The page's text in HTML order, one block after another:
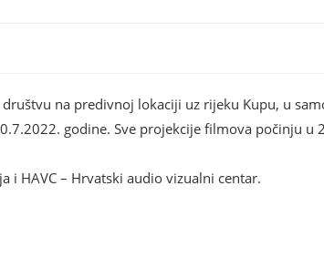
na predivnoj lokaciji uz rijeku Kupu, u
godine. Sve projekcije filmova počinju u
i HAVC – Hrvatski audio vizualni centar.